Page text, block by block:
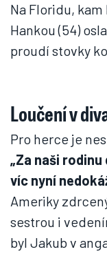
Na Floridu,
Hankou (54)
proudí stovky
Loučení v
Pro herce je
„Za naši
víc nyní
Ameriky
sestrou i
byl Jakub v